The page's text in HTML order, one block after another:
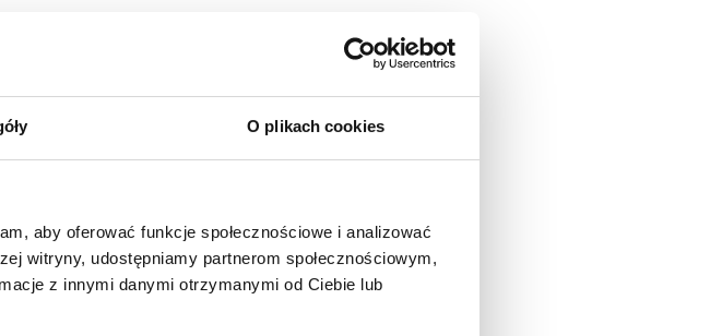
O plikach cookies
aby oferować funkcje społecznościowe i analizować
witryny, udostępniamy partnerom społecznościowym,
z innymi danymi otrzymanymi od Ciebie lub
te firmy. Do
współpracy z firmą
Na tę
szkoleń do
oraz praktyczność
USA, metody).
do klienta